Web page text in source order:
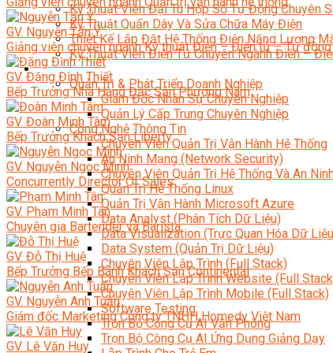
Kỹ Thuật Viên Đại Tu Hộp Số Tự Động Chuyên
Kỹ Thuật Quấn Dây Và Sửa Chữa Máy Điện
Thiết Kế Lắp Đặt Hệ Thống Điện Năng Lượng
Kỹ Thuật Viên Điện Tử Chuyên Ngành Điện –
Ngành Khác
Quản Trị & Phát Triển Doanh Nghiệp
Giám Đốc Nhân Sự Chuyên Nghiệp
Quản Lý Cấp Trung Chuyên Nghiệp
Công Nghệ Thông Tin
Chuyên Viên Quản Trị Vận Hành Hệ Thống
An Ninh Mạng (Network Security)
Chuyên Viên Quản Trị Hệ Thống Và An
Quản Trị Hệ Thống Linux
Quản Trị Vận Hành Microsoft Azure
Data Analyst (Phân Tích Dữ Liệu)
Data Visualization (Trực Quan Hóa Dữ
Data System (Quản Trị Dữ Liệu)
Chuyên Viên Lập Trình (Full Stack)
Chuyên Viên Lập Trình Website (Full
Chuyên Viên Lập Trình Mobile (Full Stack)
Software Testing
Trọn Bộ Công Cụ AI Văn Phòng
Trọn Bộ Công Cụ AI Ứng Dụng Giảng Dạy
GV. Nguyễn Tấn Ý
Giảng viên chuyên ngành Kỹ thuật Điện – Điện tử – Tự
GV. Đặng Đình Thiết
Bếp Trưởng Nhà Hàng Đặc Sản Phương Nam
GV. Đoàn Minh Tâm
Bếp Trưởng Khách Sạn Liberty
GV. Nguyễn Ngọc Minh
Concurrently Director Of Sales
GV. Phạm Minh Tân
Chuyên gia Bartender và Barista
GV. Đỗ Thị Huệ
Bếp Trưởng Bếp Bánh Khách Sạn Continental
GV. Nguyễn Anh Tuấn
Giám đốc Marketing Công ty TNHH Homedy Việt Nam
GV. Lê Văn Huy